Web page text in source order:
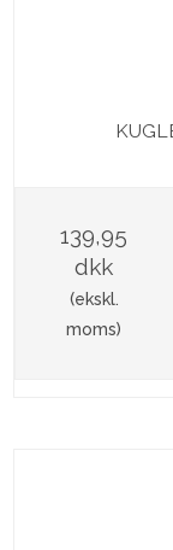
139,95
dkk
(ekskl.
moms)